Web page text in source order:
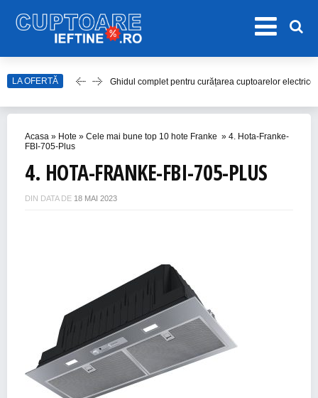
LA OFERTĂ Ghidul complet pentru curățarea cuptoarelor
Top 10 Modele de Plită cu Inducție
Acasa » Hote » Cele mai bune top 10 hote Franke » 4. Hota-Franke-
FBI-705-Plus
4. HOTA-FRANKE-FBI-705-PLUS
DIN DATA DE 18 MAI 2023